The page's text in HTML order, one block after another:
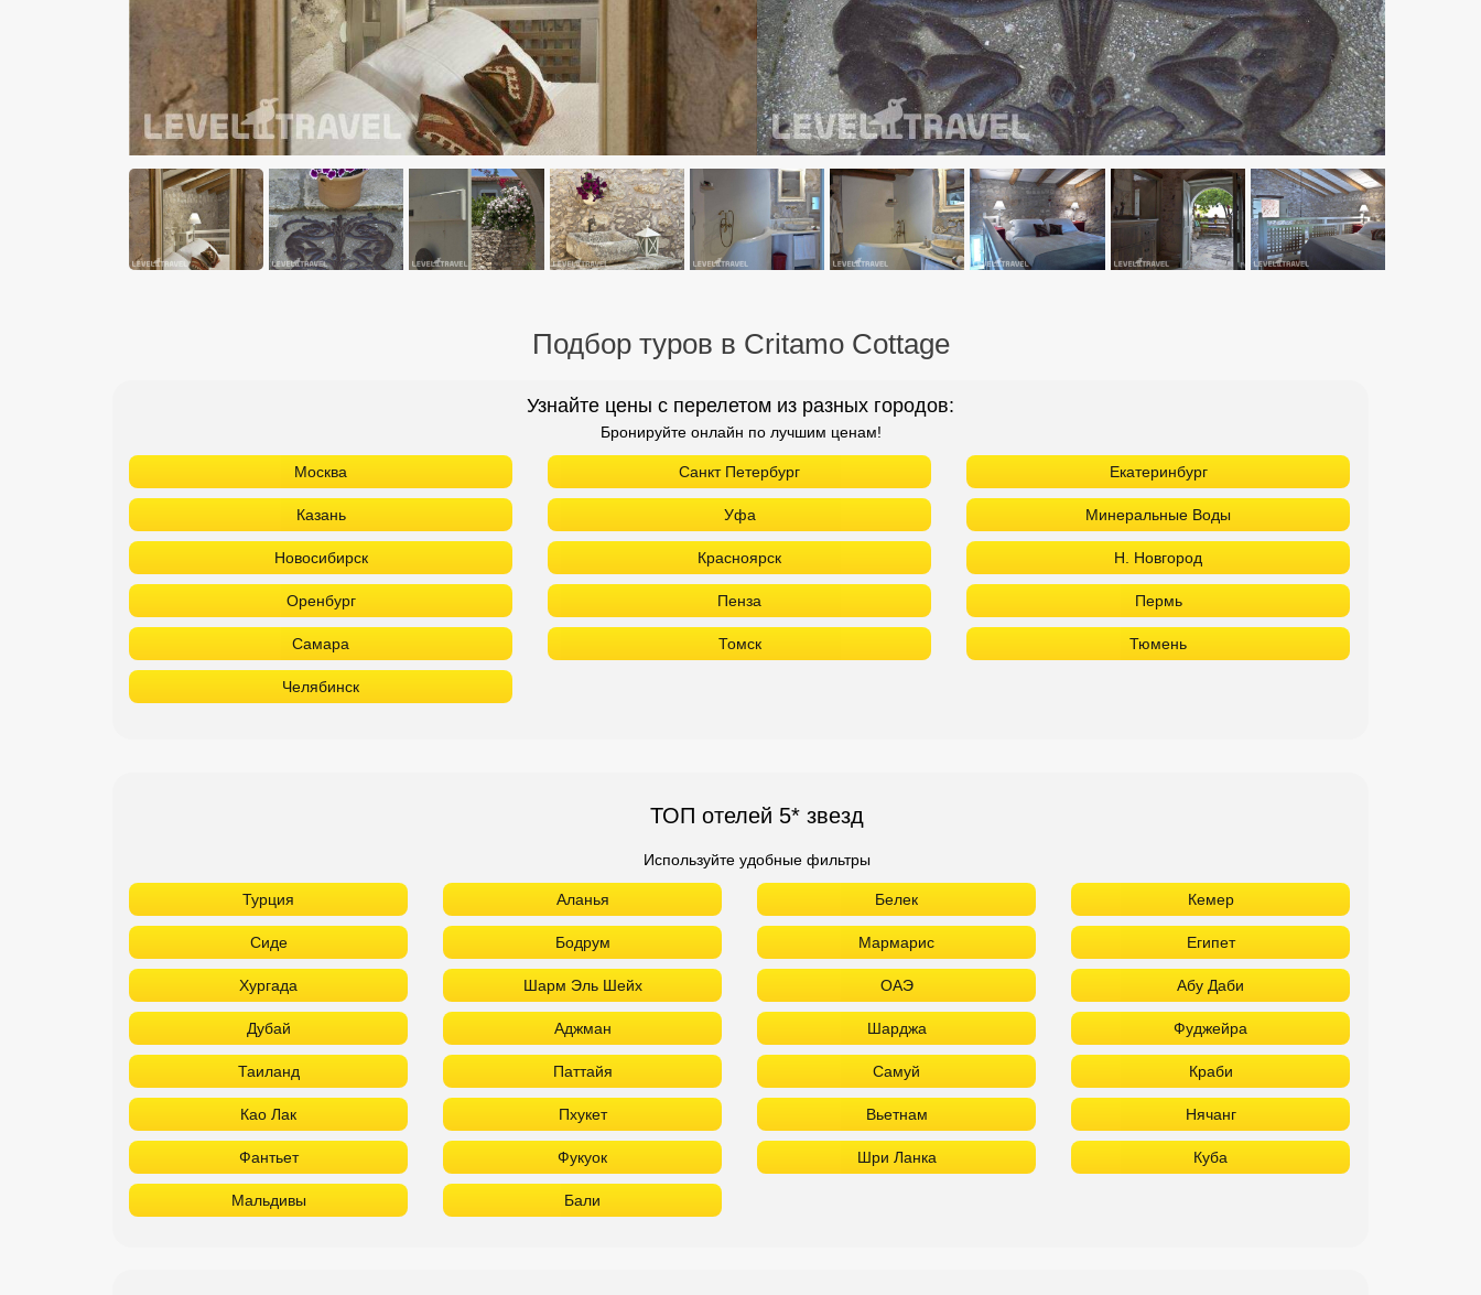
Подбор туров в Critamo Cottage
Узнайте цены с перелетом из разных городов:
Бронируйте онлайн по лучшим ценам!
Москва Санкт Петербург Екатеринбург
Казань Уфа Минеральные Воды
Новосибирск Красноярск Н. Новгород
Оренбург Пенза Пермь
Самара Томск Тюмень
Челябинск
ТОП отелей 5* звезд
Используйте удобные фильтры
Турция Аланья Белек Кемер
Сиде Бодрум Мармарис Египет
Хургада Шарм Эль Шейх ОАЭ Абу Даби
Дубай Аджман Шарджа Фуджейра
Таиланд Паттайя Самуй Краби
Као Лак Пхукет Вьетнам Нячанг
Фантьет Фукуок Шри Ланка Куба
Мальдивы Бали